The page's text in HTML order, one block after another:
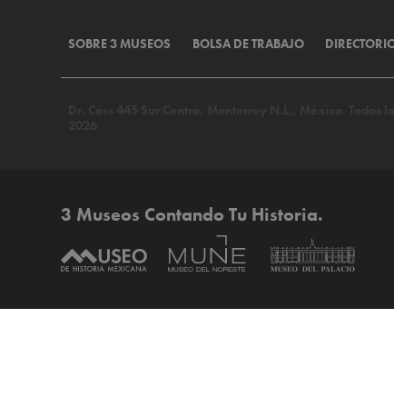
SOBRE 3 MUSEOS BOLSA DE TRABAJO
3 Museos Contando Tu Historia.